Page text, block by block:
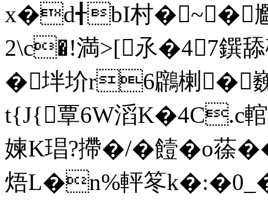
x�d╉bI村�~� 尷
2\c�!満>[氶�47鐉舔
�坢圿r6鸊楋�
t{J{覃6W滔K�4C.c輨
媡K琩?摕�/�饐�o蒣
焐L�n%軯笗